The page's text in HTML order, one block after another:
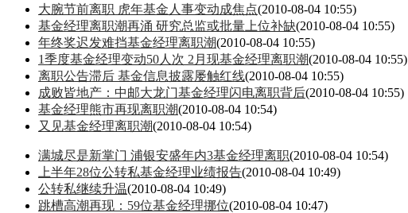
大腕节前离职 虎年基金人事变动成焦点(2010-08-04 10:55)
基金经理离职潮再涌 研究总监或批量上位补缺(2010-08-04 10:55)
年终奖迟发难挡基金经理离职潮(2010-08-04 10:55)
1季度基金经理变动50人次 2月现基金经理离职潮(2010-08-04 10:55)
离职公告滞后 基金信息披露屡触红线(2010-08-04 10:55)
成败皆地产：中邮大龙门基金经理闪电离职背后(2010-08-04 10:55)
基金经理熊市再现离职潮(2010-08-04 10:54)
又见基金经理离职潮(2010-08-04 10:54)
满城尽是新掌门 浦银安盛年内3基金经理离职(2010-08-04 10:54)
上半年28位公转私基金经理业绩报告(2010-08-04 10:49)
公转私继续升温(2010-08-04 10:49)
跳槽高潮再现：59位基金经理挪位(2010-08-04 10:47)